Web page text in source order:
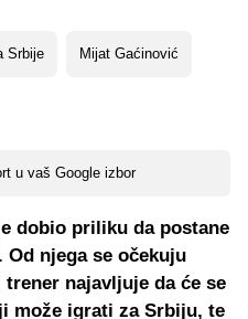
Srbije Mijat Gaćinović
u vaš Google izbor
dobio priliku da postane
njega se očekuju
najavljuje da će se
može igrati za Srbiju, te